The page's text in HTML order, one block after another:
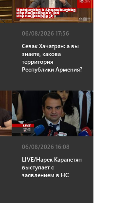
06/08/2026 17:56
Севак Хачатрян: а вы
знаете, какова
территория
Республики Армения?
06/08/2026 16:08
LIVE/Нарек Карапетян
выступает с
заявлением в НС